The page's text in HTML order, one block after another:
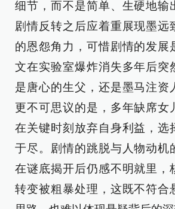
细节，而不是简单、生硬地输
剧情反转之后应着重展现墨远
的恩怨角力，可惜剧情的发展
文在实验室爆炸消失多年后突
是唐心的生父，还是墨马注资
更不可思议的是，多年缺席女
在关键时刻放弃自身利益，选
于尽。剧情的跳脱与人物动机
在谜底揭开后仍感不明就里，
转变被粗暴处理，这既不符合